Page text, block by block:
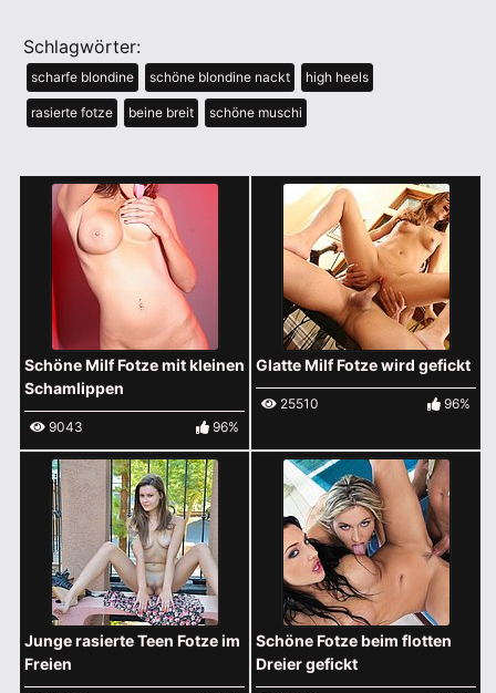
Schlagwörter:
scharfe blondine schöne blondine nackt high heels
rasierte fotze beine breit schöne muschi
Schöne Milf Fotze mit kleinen
Schamlippen
9043 96%
Glatte Milf Fotze wird gefickt
25510 96%
Junge rasierte Teen Fotze im
Freien
Schöne Fotze beim flotten
Dreier gefickt